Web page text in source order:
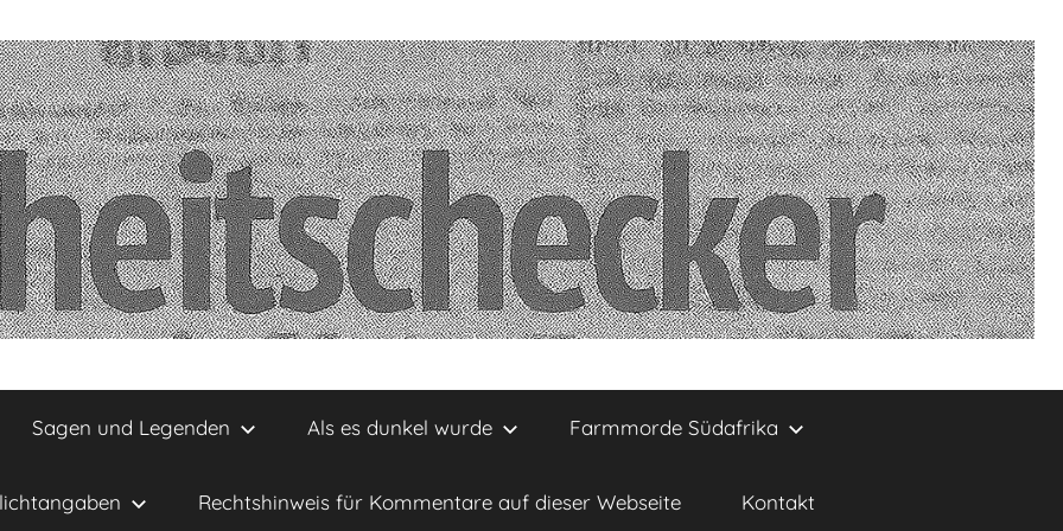
Sagen und Legenden Als es dunkel wurde Farmmorde Südafrika
Rechtshinweis für Kommentare auf dieser Webseite Kontakt